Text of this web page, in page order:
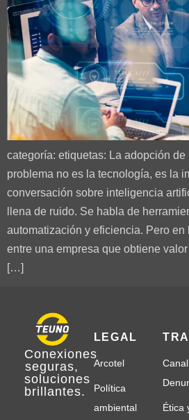
categoría: etiquetas: La adopción de
problema no es la tecnología, es la
conversación sobre inteligencia
llena de ruido. Se habla de
automatización y eficiencia. Pero en
entre una empresa que obtiene
[…]
Conexiones
seguras,
soluciones
brillantes.
LEGAL
Arcotel
Política
ambiental
Ética